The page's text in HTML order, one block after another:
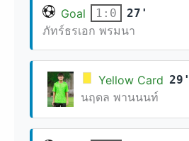
Goal 1:0 27'
ภัทร์ธรเอก พรมนา
Yellow Card 29'
นฤดล พานนนท์